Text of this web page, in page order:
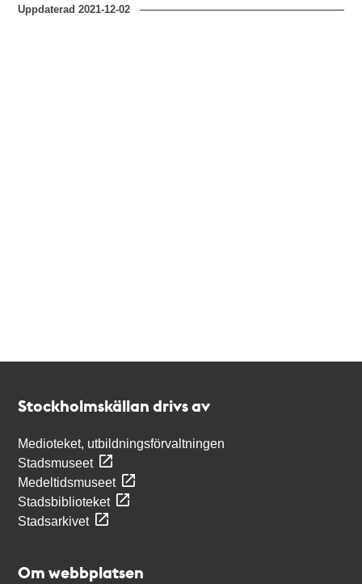
Uppdaterad2021-12-02
Stockholmskällan drivs av
Medioteket, utbildningsförvaltningen
Stadsmuseet
Medeltidsmuseet
Stadsbiblioteket
Stadsarkivet
Om webbplatsen